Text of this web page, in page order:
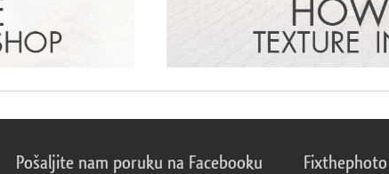
Pošaljite nam poruku na Facebooku Fixthephoto